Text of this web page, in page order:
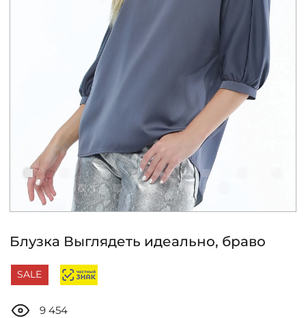
СКИДКИ
ЧАСТО ЗАДАВАЕМЫЕ ВОПРОСЫ
Блузка Выглядеть идеально, браво
SALE
9 454